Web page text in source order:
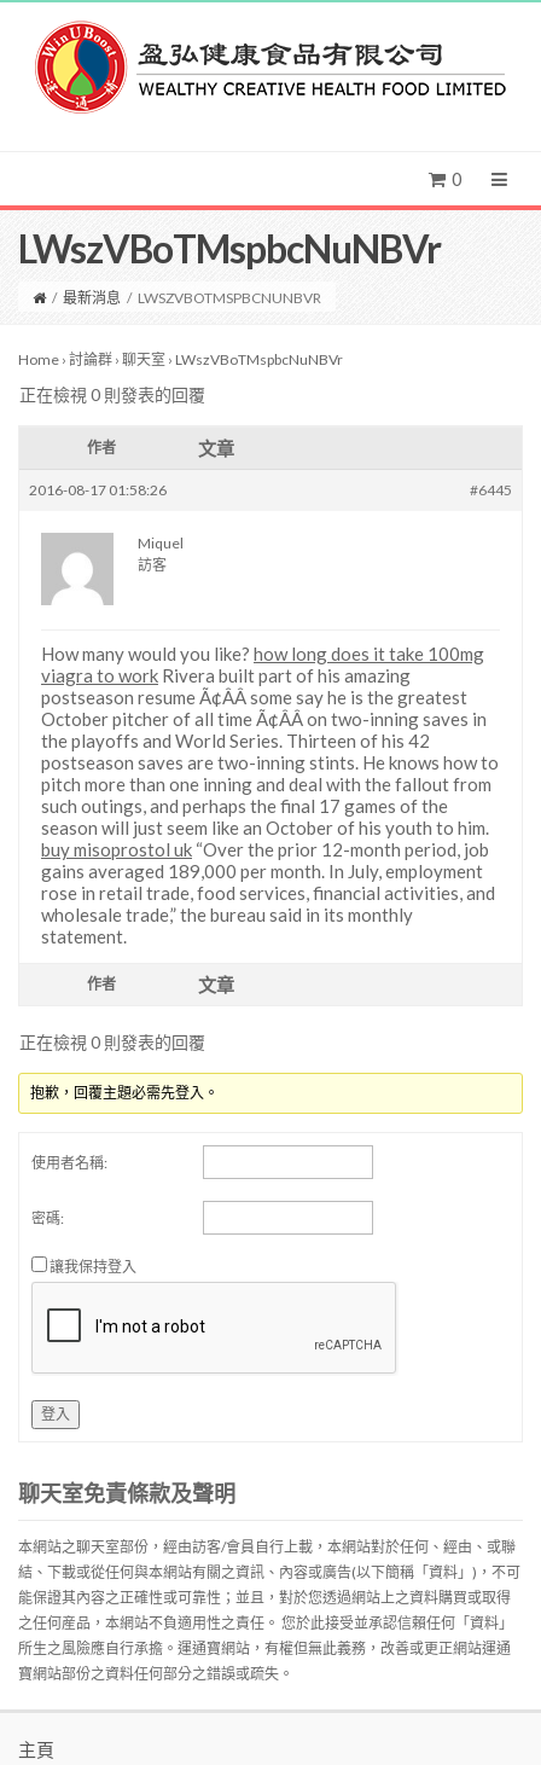
0
LWszVBoTMspbcNuNBVr
/ 最新消息 / LWSZVBOTMSPBCNUNBVR
Home › 討論群 › 聊天室 › LWszVBoTMspbcNuNBVr
正在檢視 0 則發表的回覆
作者 文章
2016-08-17 01:58:26 #6445
Miquel
訪客
How many would you like? how long does it take 100mg
viagra to work Rivera built part of his amazing
postseason resume Ã¢ÂÂ some say he is the greatest
October pitcher of all time Ã¢ÂÂ on two-inning saves in
the playoffs and World Series. Thirteen of his 42
postseason saves are two-inning stints. He knows how to
pitch more than one inning and deal with the fallout from
such outings, and perhaps the final 17 games of the
season will just seem like an October of his youth to him.
buy misoprostol uk “Over the prior 12-month period, job
gains averaged 189,000 per month. In July, employment
rose in retail trade, food services, financial activities, and
wholesale trade,” the bureau said in its monthly
statement.
作者 文章
正在檢視 0 則發表的回覆
抱歉，回覆主題必需先登入。
使用者名稱:
密碼:
讓我保持登入
登入
聊天室免責條款及聲明
本網站之聊天室部份，經由訪客/會員自行上載，本網站對於任何、經由、或聯
結、下載或從任何與本網站有關之資訊、內容或廣告(以下簡稱「資料」)，不可
能保證其內容之正確性或可靠性；並且，對於您透過網站上之資料購買或取得
之任何産品，本網站不負適用性之責任。 您於此接受並承認信賴任何「資料」
所生之風險應自行承擔。運通寶網站，有權但無此義務，改善或更正網站運通
寶網站部份之資料任何部分之錯誤或疏失。
主頁